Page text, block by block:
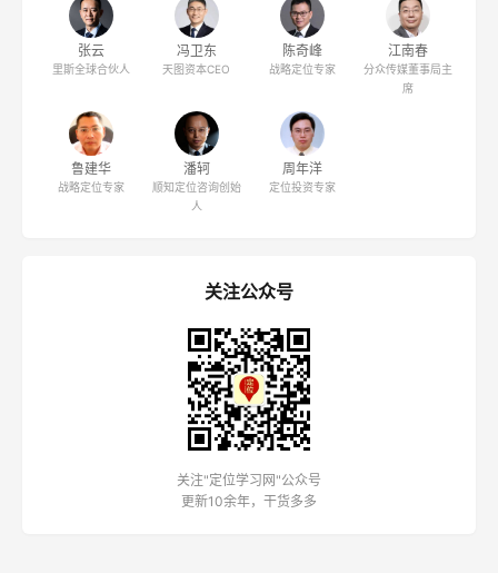
张云
里斯全球合伙人
冯卫东
天图资本CEO
陈奇峰
战略定位专家
江南春
分众传媒董事局主
席
鲁建华
战略定位专家
潘轲
顺知定位咨询创始
人
周年洋
定位投资专家
关注公众号
关注"定位学习网"公众号
更新10余年，干货多多